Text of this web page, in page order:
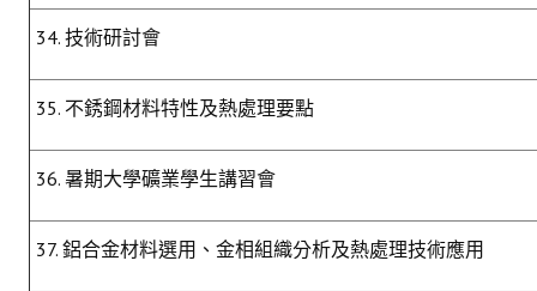
34. 技術研討會
35. 不銹鋼材料特性及熱處理要點
36. 暑期大學礦業學生講習會
37. 鋁合金材料選用、金相組織分析及熱處理技術應用